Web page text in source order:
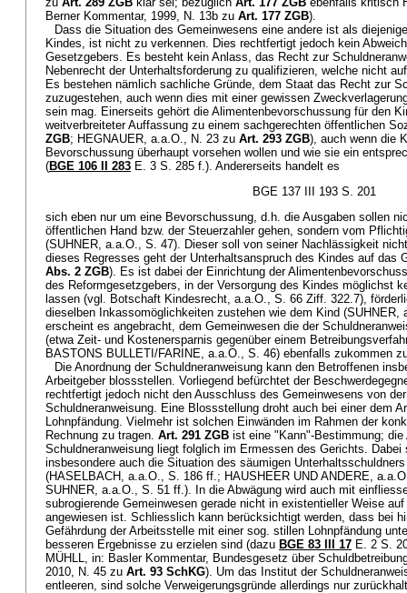
Berner Kommentar, 1999, N. 13b zu Art. 177 ZGB).
Dass die Situation des Gemeinwesens eine andere ist als
Kindes, ist nicht zu verkennen. Dies rechtfertigt jedoch kein
Gesetzgebers. Es besteht kein Anlass, das Recht zur
Nebenrecht der Unterhaltsforderung zu qualifizieren, welche nicht
Es bestehen nämlich sachliche Gründe, dem Staat das Recht zur
zuzugestehen, auch wenn dies mit einer gewissen
sein mag. Einerseits gehört die Alimentenbevorschussung für den
weitverbreiteter Auffassung zu einem sachgerechten öffentlichen
ZGB; HEGNAUER, a.a.O., N. 23 zu Art. 293 ZGB), auch wenn die
Bevorschussung überhaupt vorsehen wollen und wie sie ein
(BGE 106 II 283 E. 3 S. 285 f.). Andererseits handelt es
BGE 137 III 193 S. 201
sich eben nur um eine Bevorschussung, d.h. die Ausgaben sollen
öffentlichen Hand bzw. der Steuerzahler gehen, sondern vom
(SUHNER, a.a.O., S. 47). Dieser soll von seiner Nachlässigkeit
dieses Regresses geht der Unterhaltsanspruch des Kindes auf das
Abs. 2 ZGB). Es ist dabei der Einrichtung der
des Reformgesetzgebers, in der Versorgung des Kindes möglichst
lassen (vgl. Botschaft Kindesrecht, a.a.O., S. 66 Ziff. 322.7),
dieselben Inkassomöglichkeiten zustehen wie dem Kind (SUHNER,
erscheint es angebracht, dem Gemeinwesen die der
(etwa Zeit- und Kostenersparnis gegenüber einem
BASTONS BULLETI/FARINE, a.a.O., S. 46) ebenfalls zukommen
Die Anordnung der Schuldneranweisung kann den Betroffenen
Arbeitgeber blossstellen. Vorliegend befürchtet der
rechtfertigt jedoch nicht den Ausschluss des Gemeinwesens von
Schuldneranweisung. Eine Blossstellung droht auch bei einer dem
Lohnpfändung. Vielmehr ist solchen Einwänden im Rahmen der
Rechnung zu tragen. Art. 291 ZGB ist eine "Kann"-Bestimmung; die
Schuldneranweisung liegt folglich im Ermessen des Gerichts.
insbesondere auch die Situation des säumigen
(HASELBACH, a.a.O., S. 186 ff.; HAUSHEER UND ANDERE,
SUHNER, a.a.O., S. 51 ff.). In die Abwägung wird auch mit
subrogierende Gemeinwesen gerade nicht in existentieller Weise
angewiesen ist. Schliesslich kann berücksichtigt werden, dass bei
Gefährdung der Arbeitsstelle mit einer sog. stillen Lohnpfändung
besseren Ergebnisse zu erzielen sind (dazu BGE 83 III 17 E. 2 S.
MÜHLL, in: Basler Kommentar, Bundesgesetz über
2010, N. 45 zu Art. 93 SchKG). Um das Institut der
entleeren, sind solche Verweigerungsgründe allerdings nur